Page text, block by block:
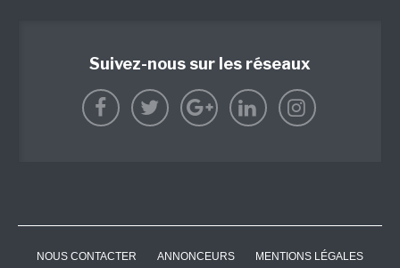
Suivez-nous sur les réseaux
NOUS CONTACTER ANNONCEURS
MENTIONS LÉGALES